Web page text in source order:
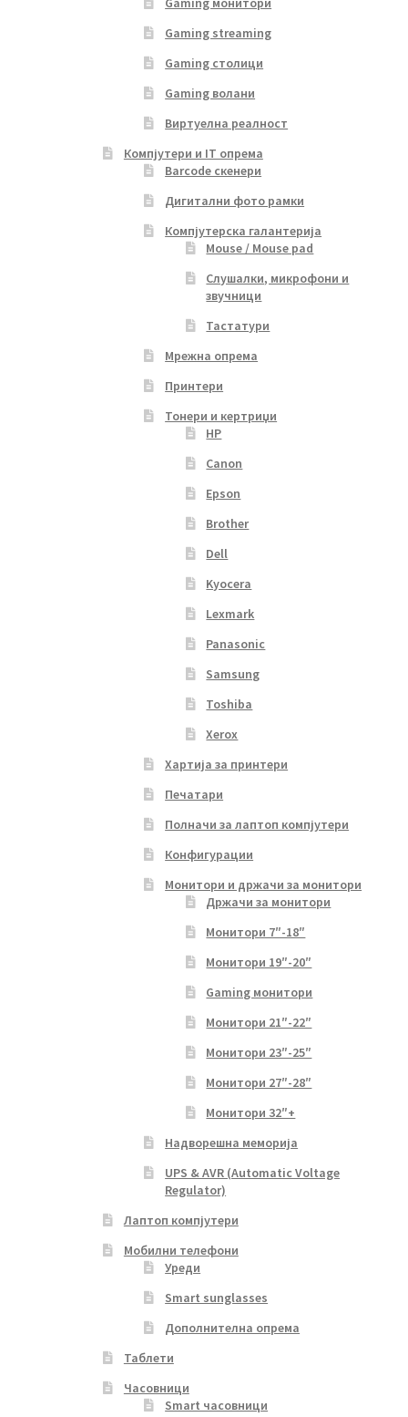
Gaming streaming
Gaming столици
Gaming волани
Виртуелна реалност
Компјутери и IT опрема
Barcode скенери
Дигитални фото рамки
Компјутерска галантерија
Mouse / Mouse pad
Слушалки, микрофони и
звучници
Тастатури
Мрежна опрема
Принтери
Тонери и кертриџи
HP
Canon
Epson
Brother
Dell
Kyocera
Lexmark
Panasonic
Samsung
Toshiba
Xerox
Хартија за принтери
Печатари
Полначи за лаптоп компјутери
Конфигурации
Монитори и држачи за монитори
Држачи за монитори
Монитори 7″-18″
Монитори 19″-20″
Gaming монитори
Монитори 21″-22″
Монитори 23″-25″
Монитори 27″-28″
Монитори 32″+
Надворешна меморија
UPS & AVR (Automatic Voltage
Regulator)
Лаптоп компјутери
Мобилни телефони
Уреди
Smart sunglasses
Дополнителна опрема
Таблети
Часовници
Smart часовници